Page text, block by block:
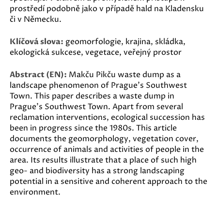
prostředí podobně jako v případě hald na Kladensku
či v Německu.
Klíčová slova: geomorfologie, krajina, skládka,
ekologická sukcese, vegetace, veřejný prostor
Abstract (EN): Makču Pikču waste dump as a
landscape phenomenon of Prague’s Southwest
Town. This paper describes a waste dump in
Prague’s Southwest Town. Apart from several
reclamation interventions, ecological succession has
been in progress since the 1980s. This article
documents the geomorphology, vegetation cover,
occurrence of animals and activities of people in the
area. Its results illustrate that a place of such high
geo- and biodiversity has a strong landscaping
potential in a sensitive and coherent approach to the
environment.